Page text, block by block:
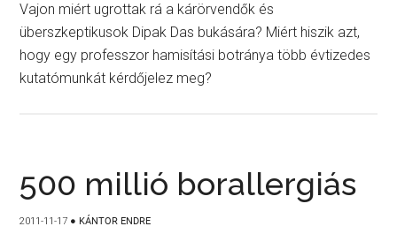
Vajon miért ugrottak rá a kárörvendők és
überszkeptikusok Dipak Das bukására? Miért hiszik azt,
hogy egy professzor hamisítási botránya több évtizedes
kutatómunkát kérdőjelez meg?
500 millió borallergiás
2011-11-17 ● KÁNTOR ENDRE